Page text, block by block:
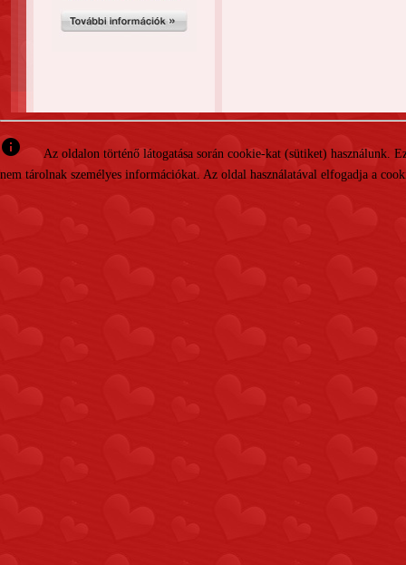
info
Az oldalon történő látogatása során cookie-kat (sütiket)
nem tárolnak személyes információkat. Az oldal használatával elfogadja a